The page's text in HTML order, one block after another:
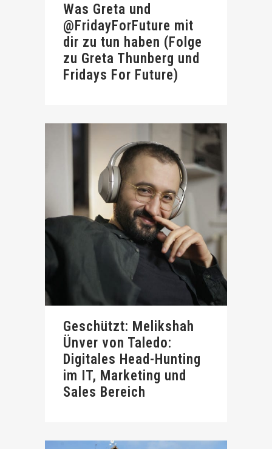
Was Greta und
@FridayForFuture mit
dir zu tun haben (Folge
zu Greta Thunberg und
Fridays For Future)
Geschützt: Melikshah
Ünver von Taledo:
Digitales Head-Hunting
im IT, Marketing und
Sales Bereich